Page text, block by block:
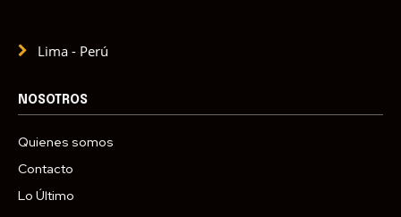
Lima - Perú
NOSOTROS
Quienes somos
Contacto
Lo Último